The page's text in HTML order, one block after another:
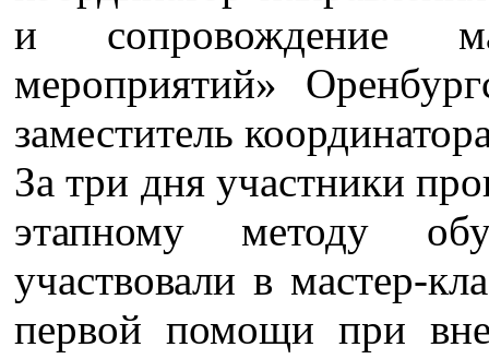
и сопровождение
мероприятий»
заместитель
За три дня участники
этапному методу
участвовали в мастер-
первой помощи при